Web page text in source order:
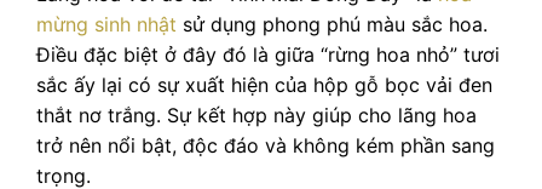
mừng sinh nhật sử dụng phong phú màu sắc hoa.
Điều đặc biệt ở đây đó là giữa “rừng hoa nhỏ” tươi
sắc ấy lại có sự xuất hiện của hộp gỗ bọc vải đen
thắt nơ trắng. Sự kết hợp này giúp cho lãng hoa
trở nên nổi bật, độc đáo và không kém phần sang
trọng.